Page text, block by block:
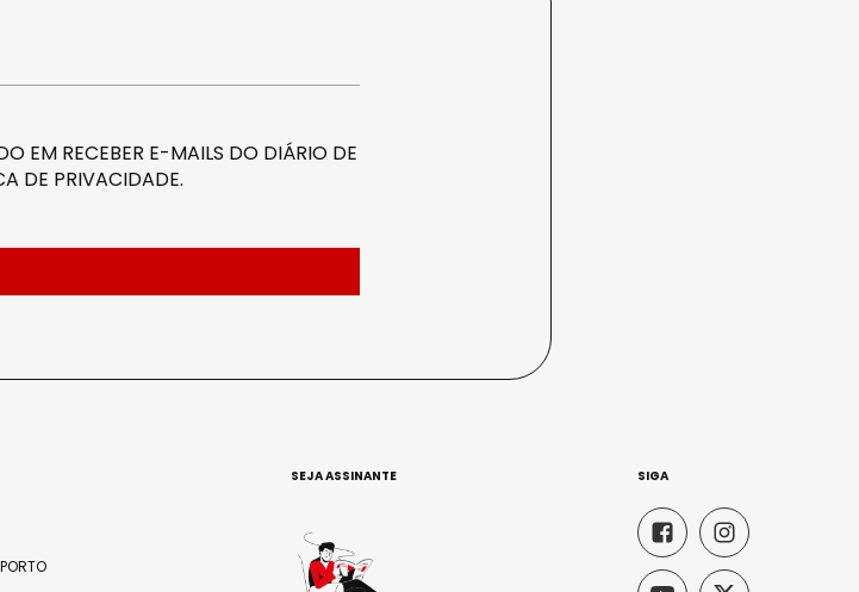
EM RECEBER E-MAILS DO DIÁRIO DE
DE PRIVACIDADE.
SEJA ASSINANTE SIGA